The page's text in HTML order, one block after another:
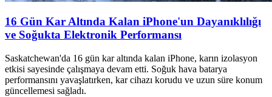
16 Gün Kar Altında Kalan iPhone'un Dayanıklılığı
ve Soğukta Elektronik Performansı
Saskatchewan'da 16 gün kar altında kalan iPhone, karın izolasyon
etkisi sayesinde çalışmaya devam etti. Soğuk hava batarya
performansını yavaşlatırken, kar cihazı korudu ve uzun süre konum
güncellemesi sağladı.